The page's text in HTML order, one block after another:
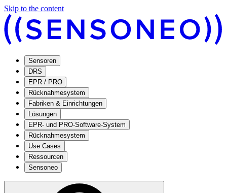
Skip to the content
Sensoren
DRS
EPR / PRO
Rücknahmesystem
Fabriken & Einrichtungen
Lösungen
EPR- und PRO-Software-System
Rücknahmesystem
Use Cases
Ressourcen
Sensoneo